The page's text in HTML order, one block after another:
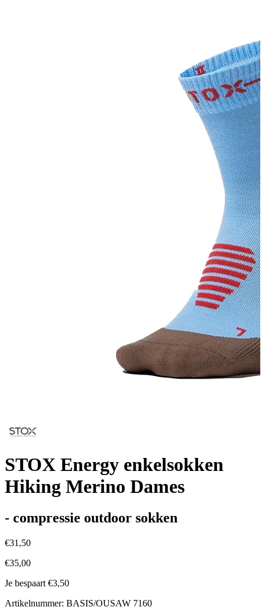
STOX Energy enkelsokken
Hiking Merino Dames
- compressie outdoor sokken
€31,50
€35,00
Je bespaart €3,50
Artikelnummer: BASIS/OUSAW 7160